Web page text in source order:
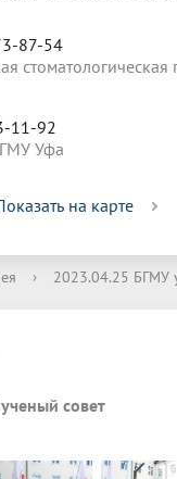
87-54
11-92
Уфа
на карте
› 2023.04.25 БГМУ
совет